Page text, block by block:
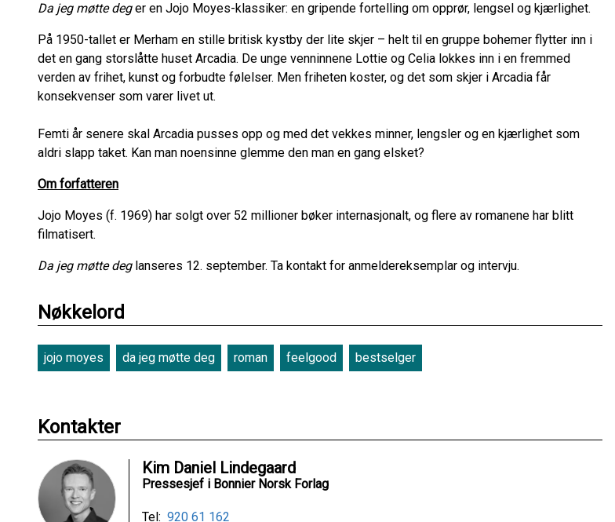
Da jeg møtte deger en Jojo Moyes-klassiker: en gripende fortelling om opprør, lengsel og kjærlighet.
På 1950-tallet er Merham en stille britisk kystby der lite skjer – helt til en gruppe bohemer flytter inn i
det en gang storslåtte huset Arcadia. De unge venninnene Lottie og Celia lokkes inn i en fremmed
verden av frihet, kunst og forbudte følelser. Men friheten koster, og det som skjer i Arcadia får
konsekvenser som varer livet ut.
Femti år senere skal Arcadia pusses opp og med det vekkes minner, lengsler og en kjærlighet som
aldri slapp taket. Kan man noensinne glemme den man en gang elsket?
Om forfatteren
Jojo Moyes (f. 1969) har solgt over 52 millioner bøker internasjonalt, og flere av romanene har blitt
filmatisert.
Da jeg møtte deglanseres 12. september. Ta kontakt for anmeldereksemplar og intervju.
Nøkkelord
jojo moyes da jeg møtte deg roman feelgood bestselger
Kontakter
Kim Daniel Lindegaard
Pressesjef i Bonnier Norsk Forlag
Tel: 920 61 162